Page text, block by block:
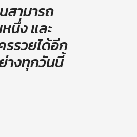
สามารถ
นึ่ง และ
รรวยได้อีก
างทุกวันนี้